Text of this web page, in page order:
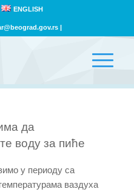
ENGLISH
|
да
воду за пиће
у периоду са
ваздуха